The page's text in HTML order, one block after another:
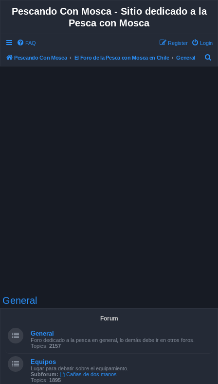
Pescando Con Mosca - Sitio dedicado a la
Pesca con Mosca
FAQ Login
Register
Pescando Con Mosca El Foro de la Pesca con Mosca en Chile General
General
Forum
General
Foro dedicado a la pesca en general, lo demás debe ir en otros foros.
Topics: 2157
Equipos
Lugar para debatir sobre el equipamiento.
Subforum:
Cañas de dos manos
Topics: 1895